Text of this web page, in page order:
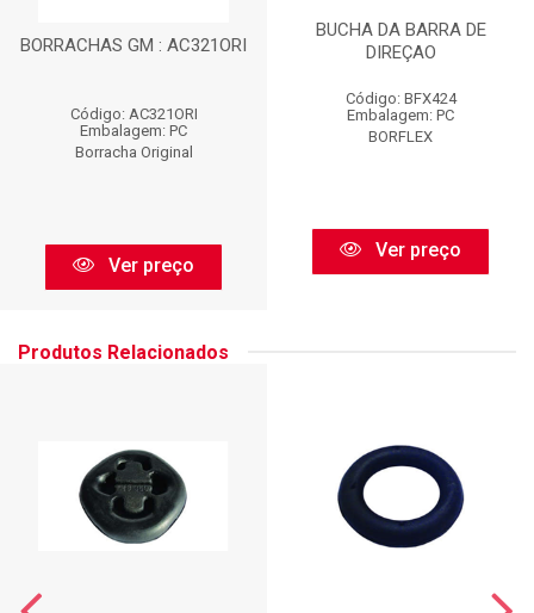
BORRACHAS GM : AC321ORI
Código: AC321ORI
Embalagem: PC
Borracha Original
Ver preço
BUCHA DA BARRA DE
DIREÇAO
Código: BFX424
Embalagem: PC
BORFLEX
Ver preço
Produtos Relacionados